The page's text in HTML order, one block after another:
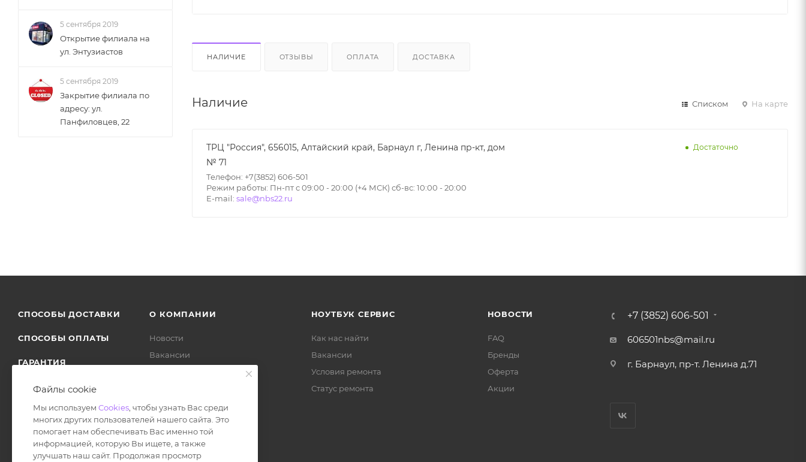
НАЛИЧИЕ ОТЗЫВЫ ОПЛАТА ДОСТАВКА
Наличие Списком На карте
ТРЦ "Россия", 656015, Алтайский край, Барнаул г, Ленина пр-кт, дом
№ 71
Телефон: +7(3852) 606-501
Режим работы: Пн-пт с 09:00 - 20:00 (+4 МСК) сб-вс: 10:00 - 20:00
E-mail: sale@nbs22.ru
Достаточно
5 сентября 2019
Открытие филиала на
ул. Энтузиастов
5 сентября 2019
Закрытие филиала по
адресу: ул.
Панфиловцев, 22
СПОСОБЫ ДОСТАВКИ
СПОСОБЫ ОПЛАТЫ
ГАРАНТИЯ
ВОЗВРАТ ТОВАРА
О КОМПАНИИ
Новости
Вакансии
НОУТБУК СЕРВИС
Как нас найти
Вакансии
Условия ремонта
Статус ремонта
НОВОСТИ
FAQ
Бренды
Оферта
Акции
+7 (3852) 606-501
606501nbs@mail.ru
г. Барнаул, пр-т. Ленина д.71
Файлы cookie
Мы используем Cookies , чтобы узнать Вас среди
многих других пользователей нашего сайта. Это
помогает нам обеспечивать Вас именно той
информацией, которую Вы ищете, а также
улучшать наш сайт. Продолжая просмотр